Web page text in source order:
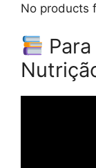
No products